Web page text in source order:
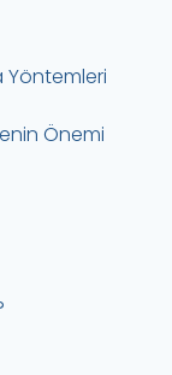
Yöntemleri
Önemi